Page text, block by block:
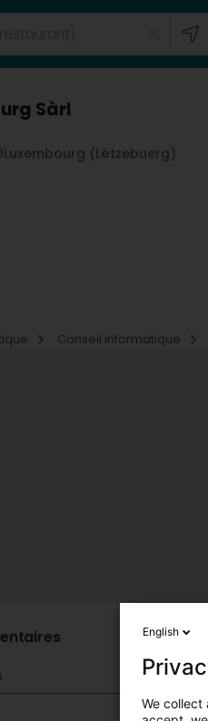
Sàrl
Luxembourg (Lëtzebuerg)
Conseil informatique
English
We collect